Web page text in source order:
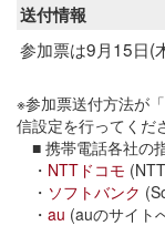
送付情報
参加票は9月15日(
※参加票送付方法が
信設定を行ってくだ
■ 携帯電話各社の
・ NTTドコモ
・ ソフトバンク
・ au (auのサイト